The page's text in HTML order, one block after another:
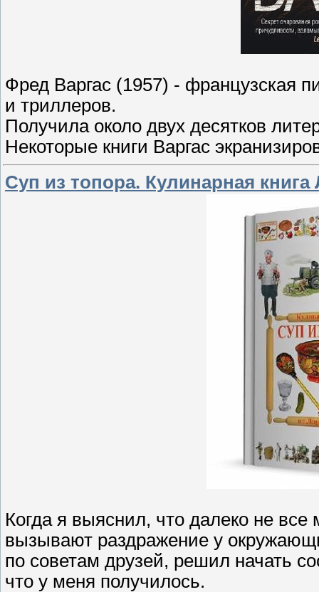
Фред Варгас (1957) - французская
и триллеров.
Получила около двух десятков
Некоторые книги Варгас
Суп из топора. Кулинарная
Когда я выяснил, что далеко не
вызывают раздражение у
по советам друзей, решил начать
что у меня получилось.